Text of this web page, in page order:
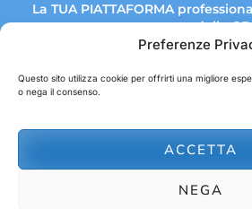
Preferenze
Questo sito utilizza cookie per offrirti una migliore
o nega il consenso.
ACCETTA
NEGA
La TUA PIATTAFORMA
mercato della
Link rapidi: